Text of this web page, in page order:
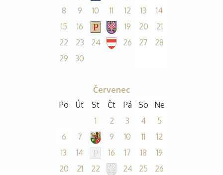
8
9 10 11 12 13
14
15
16 19 20
21
22
23 24 26 27
28
29
30
Červenec
Po
Út St Čt Pá So
Ne
1
2 3 4
5
6
7 9 10 11
12
13
14 16 17 18
19
20
21 22 24 25
26